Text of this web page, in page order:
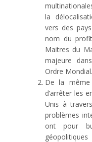
la
vers des
nom du
Maitres du
majeure
Ordre Mondial.
De la même
d’arrêter les
Unis à
problèmes
ont pour